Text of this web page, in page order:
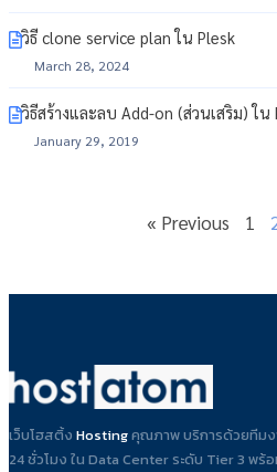
วิธี clone service plan ใน Plesk
March 28, 2024
วิธีสร้างและลบ Add-on (ส่วนเสริม) ใน
January 29, 2019
« Previous 1
เว็บโฮสติ้ง Hostingคุณภาพ บริการด้วยทีม
24 ชั่วโมง ใน Data Center ระดับ Tier 3 พ